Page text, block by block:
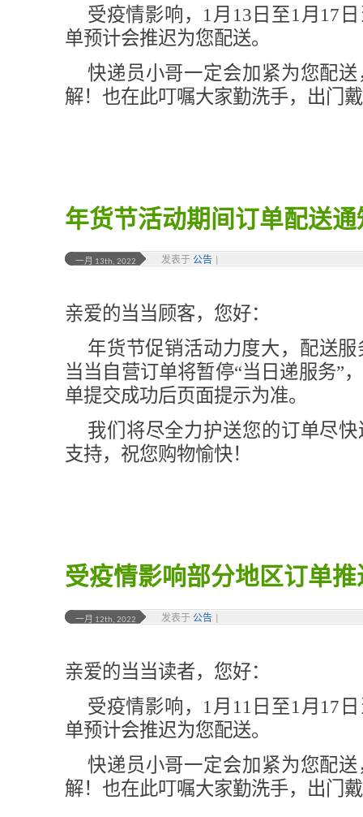
受疫情影响，1月13日至1月17
单预计会推迟为您配送。
快递员小哥一定会加紧为您配
解！也在此叮嘱大家勤洗手，出门
年货节活动期间订单配送通
一月 13th, 2022 发表于 公告
亲爱的当当顾客，您好：
年货节促销活动力度大，配送
当当自营订单将暂停“当日递服务”
单提交成功后页面提示为准。
我们将尽全力护送您的订单尽
支持，祝您购物愉快！
受疫情影响部分地区订单推
一月 12th, 2022 发表于 公告
亲爱的当当读者，您好：
受疫情影响，1月11日至1月17
单预计会推迟为您配送。
快递员小哥一定会加紧为您配
解！也在此叮嘱大家勤洗手，出门